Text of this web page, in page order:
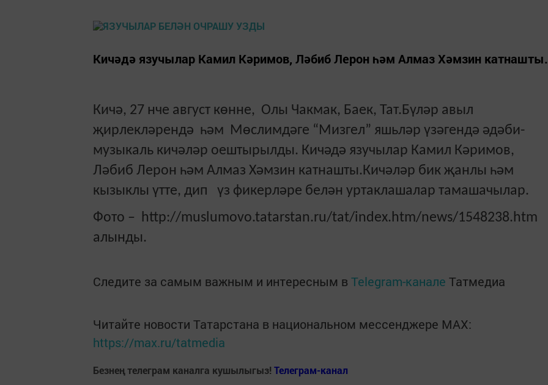
Кичәдә язучылар Камил Кәримов, Ләбиб Лерон һәм Алмаз Хәмзин катнашты.
Кичә, 27 нче август көнне, Олы Чакмак, Баек, Тат.Бүләр авыл
җирлекләрендә һәм Мөслимдәге “Мизгел” яшьләр үзәгендә әдәби-
музыкаль кичәләр оештырылды. Кичәдә язучылар Камил Кәримов,
Ләбиб Лерон һәм Алмаз Хәмзин катнашты.Кичәләр бик җанлы һәм
кызыклы үтте, дип үз фикерләре белән уртаклашалар тамашачылар.
Фото – http://muslumovo.tatarstan.ru/tat/index.htm/news/1548238.htm
алынды.
Следите за самым важным и интересным в Telegram-канале Татмедиа
Читайте новости Татарстана в национальном мессенджере MАХ:
https://max.ru/tatmedia
Безнең телеграм каналга кушылыгыз! Телеграм-канал